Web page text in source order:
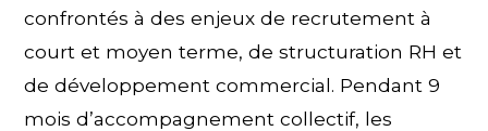
confrontés à des enjeux de recrutement à
court et moyen terme, de structuration RH et
de développement commercial. Pendant 9
mois d’accompagnement collectif, les